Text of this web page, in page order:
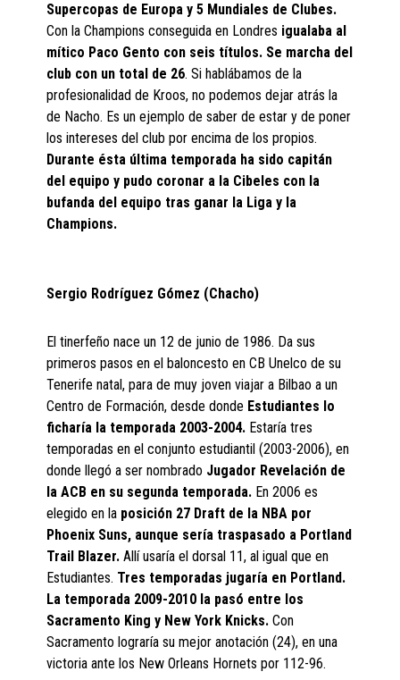
Supercopas de Europa y 5 Mundiales de Clubes.
Con la Champions conseguida en Londres igualaba al
mítico Paco Gento con seis títulos. Se marcha del
club con un total de 26. Si hablábamos de la
profesionalidad de Kroos, no podemos dejar atrás la
de Nacho. Es un ejemplo de saber de estar y de poner
los intereses del club por encima de los propios.
Durante ésta última temporada ha sido capitán
del equipo y pudo coronar a la Cibeles con la
bufanda del equipo tras ganar la Liga y la
Champions.
Sergio Rodríguez Gómez (Chacho)
El tinerfeño nace un 12 de junio de 1986. Da sus
primeros pasos en el baloncesto en CB Unelco de su
Tenerife natal, para de muy joven viajar a Bilbao a un
Centro de Formación, desde donde Estudiantes lo
ficharía la temporada 2003-2004. Estaría tres
temporadas en el conjunto estudiantil (2003-2006), en
donde llegó a ser nombrado Jugador Revelación de
la ACB en su segunda temporada. En 2006 es
elegido en la posición 27 Draft de la NBA por
Phoenix Suns, aunque sería traspasado a Portland
Trail Blazer.Allí usaría el dorsal 11, al igual que en
Estudiantes. Tres temporadas jugaría en Portland.
La temporada 2009-2010 la pasó entre los
Sacramento King y New York Knicks.Con
Sacramento lograría su mejor anotación (24), en una
victoria ante los New Orleans Hornets por 112-96.